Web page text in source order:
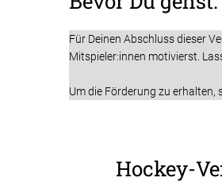
Für Deinen Abschluss dieser
Mitspieler:innen motivierst.
Um die Förderung zu
Hockey-